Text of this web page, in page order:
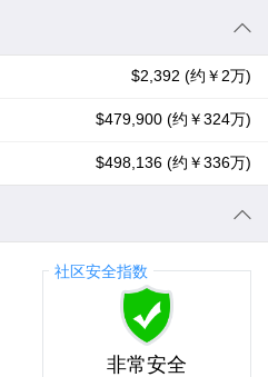
$2,392 (约￥2万)
$479,900 (约￥324万)
$498,136 (约￥336万)
社区安全指数
非常安全